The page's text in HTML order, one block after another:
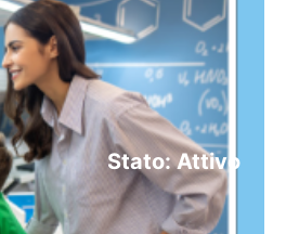
Stato: Attivo